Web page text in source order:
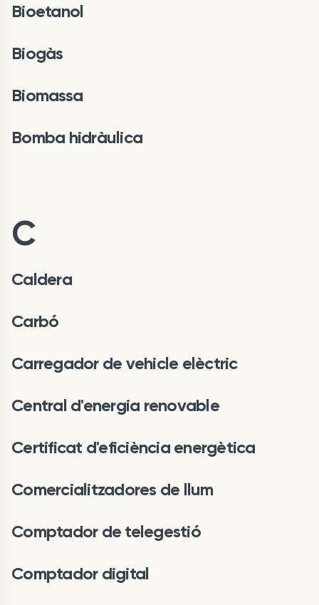
Bioetanol
Biogàs
Biomassa
Bomba hidràulica
C
Caldera
Carbó
Carregador de vehicle elèctric
Central d'energia renovable
Certificat d'eficiència energètica
Comercialitzadores de llum
Comptador de telegestió
Comptador digital